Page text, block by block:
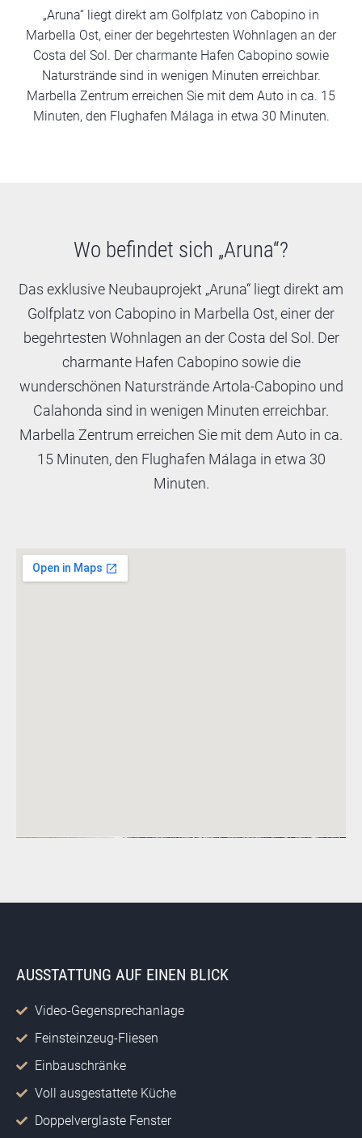
„Aruna“ liegt direkt am Golfplatz von Cabopino in
Marbella Ost, einer der begehrtesten Wohnlagen an der
Costa del Sol. Der charmante Hafen Cabopino sowie
Naturstrände sind in wenigen Minuten erreichbar.
Marbella Zentrum erreichen Sie mit dem Auto in ca. 15
Minuten, den Flughafen Málaga in etwa 30 Minuten.
Wo befindet sich „Aruna“?
Das exklusive Neubauprojekt „Aruna“ liegt direkt am
Golfplatz von Cabopino in Marbella Ost, einer der
begehrtesten Wohnlagen an der Costa del Sol. Der
charmante Hafen Cabopino sowie die
wunderschönen Naturstrände Artola-Cabopino und
Calahonda sind in wenigen Minuten erreichbar.
Marbella Zentrum erreichen Sie mit dem Auto in ca.
15 Minuten, den Flughafen Málaga in etwa 30
Minuten.
AUSSTATTUNG AUF EINEN BLICK
Video-Gegensprechanlage
Feinsteinzeug-Fliesen
Einbauschränke
Voll ausgestattete Küche
Doppelverglaste Fenster